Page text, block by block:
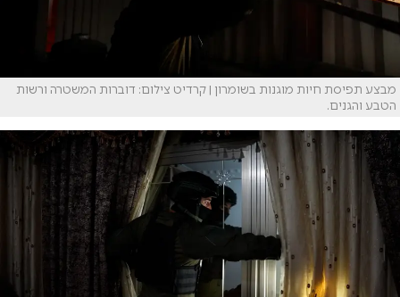
מבצע תפיסת חיות מוגנות בשומרון | קרדיט צילום: דוברות המשטרה ורשות
הטבע והגנים.